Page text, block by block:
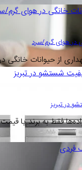
خانگی در هوای گرم/
در هوای گرم/سرد
از حیوانات خانگی
شستشو در تبریز
در تبریز
فقط به برند یا
فردی